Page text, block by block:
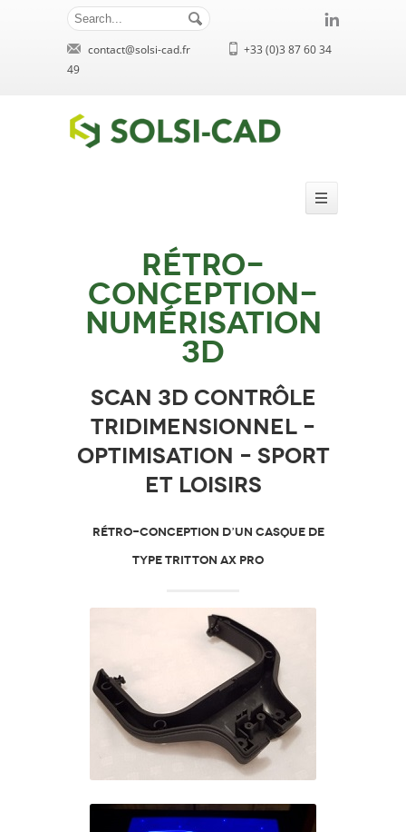
contact@solsi-cad.fr
+33 (0)3 87 60 34
49
Rétro-
conception-
Numérisation
3D
Scan 3d contrôle
tridimensionnel –
Optimisation – Sport
et loisirs
RÉTRO-CONCEPTION D’UN CASQUE DE
TYPE TRITTON AX PRO